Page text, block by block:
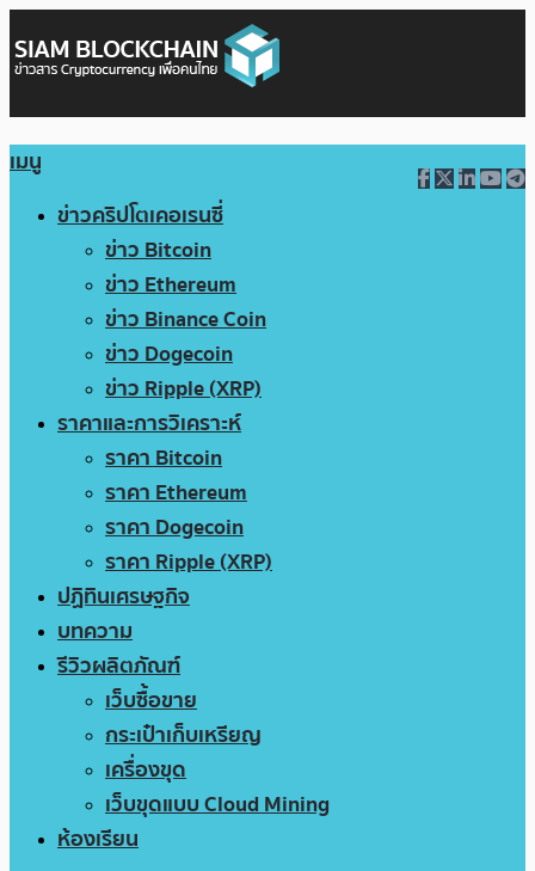
เมนู
ข่าวคริปโตเคอเรนซี่
ข่าว Bitcoin
ข่าว Ethereum
ข่าว Binance Coin
ข่าว Dogecoin
ข่าว Ripple (XRP)
ราคาและการวิเคราะห์
ราคา Bitcoin
ราคา Ethereum
ราคา Dogecoin
ราคา Ripple (XRP)
ปฏิทินเศรษฐกิจ
บทความ
รีวิวผลิตภัณฑ์
เว็บซื้อขาย
กระเป๋าเก็บเหรียญ
เครื่องขุด
เว็บขุดแบบ Cloud Mining
ห้องเรียน